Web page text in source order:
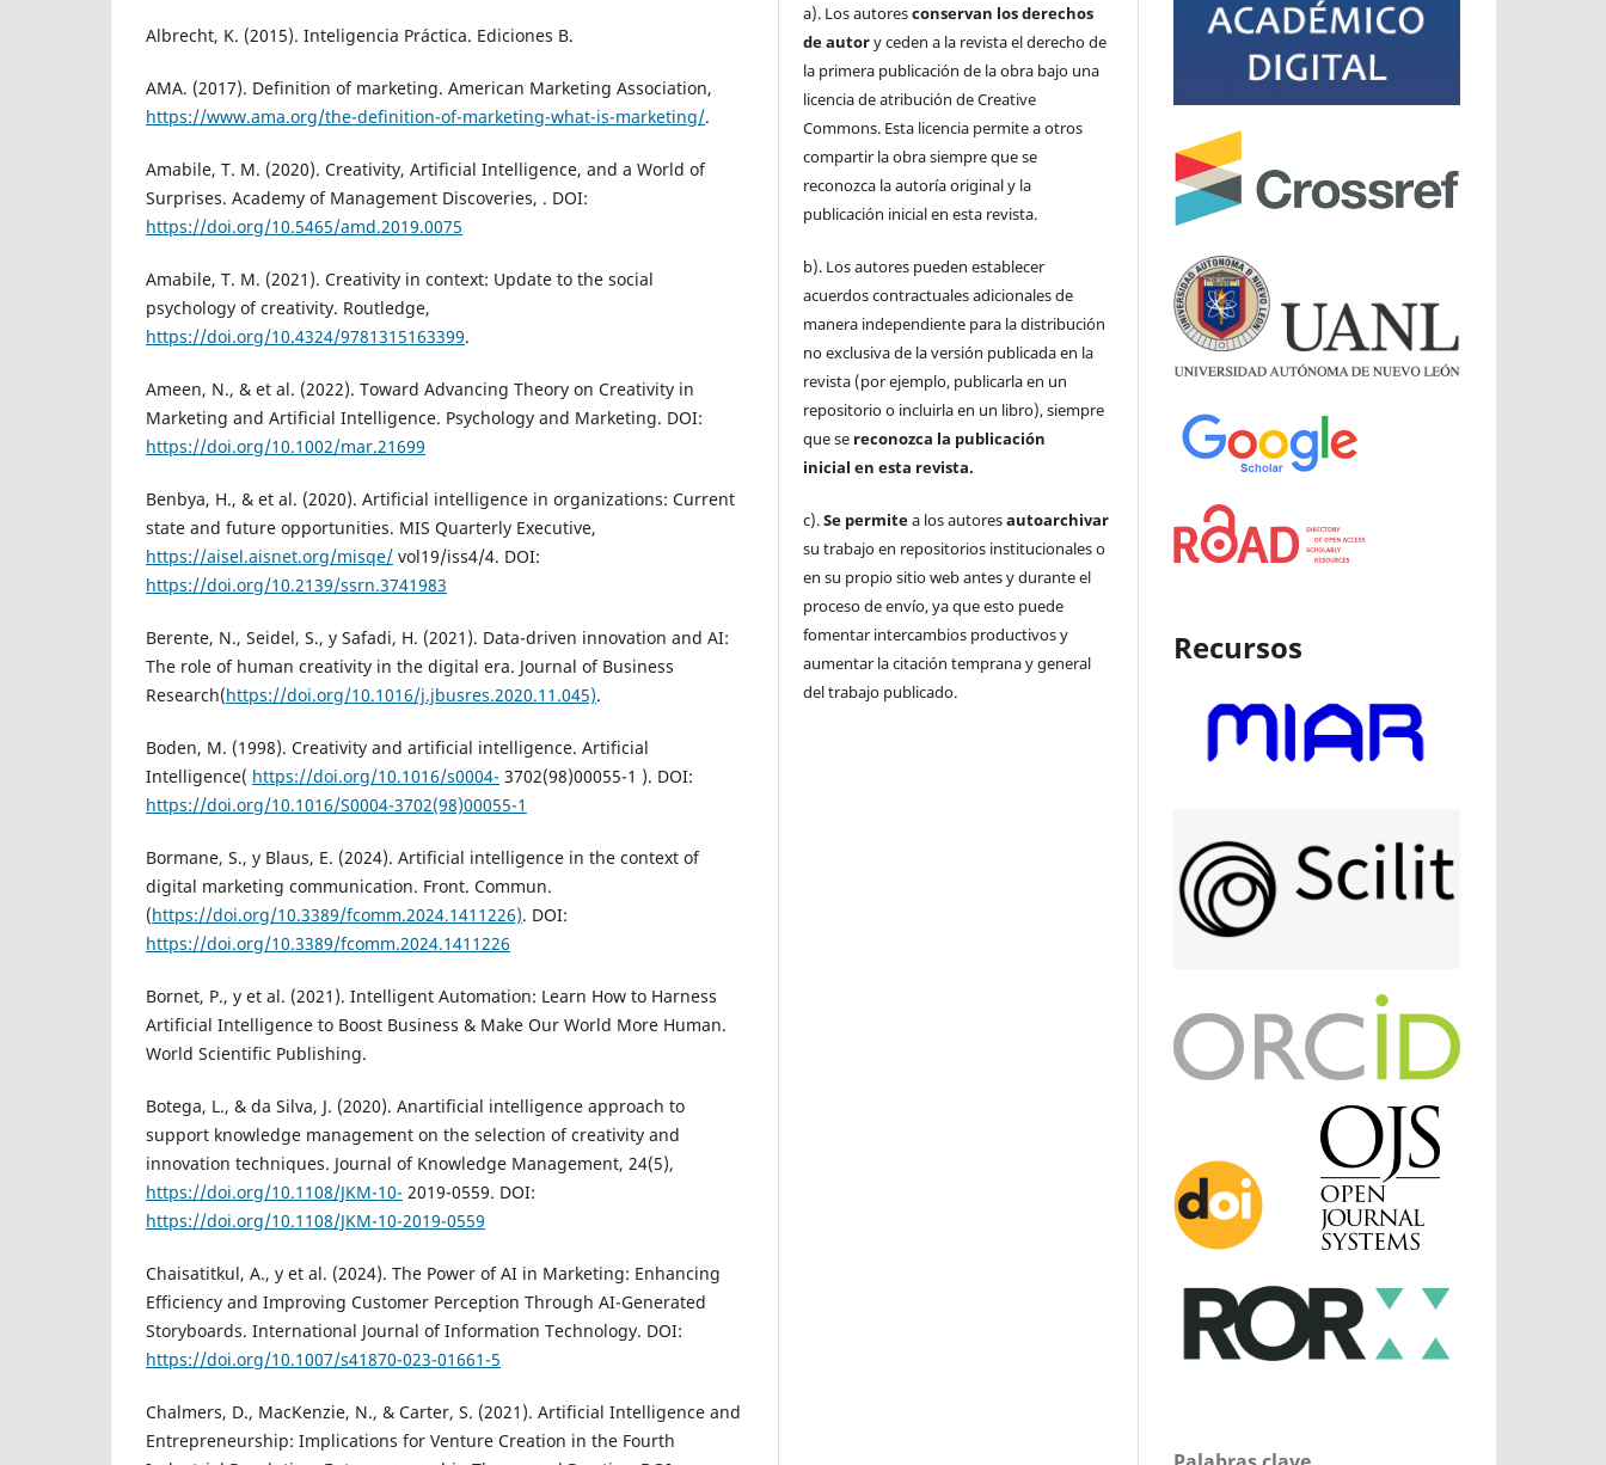
Albrecht, K. (2015). Inteligencia Práctica. Ediciones B.
AMA. (2017). Definition of marketing. American Marketing Association,
https://www.ama.org/the-definition-of-marketing-what-is-marketing/.
Amabile, T. M. (2020). Creativity, Artificial Intelligence, and a World of
Surprises. Academy of Management Discoveries, . DOI:
https://doi.org/10.5465/amd.2019.0075
Amabile, T. M. (2021). Creativity in context: Update to the social
psychology of creativity. Routledge,
https://doi.org/10.4324/9781315163399.
Ameen, N., & et al. (2022). Toward Advancing Theory on Creativity in
Marketing and Artificial Intelligence. Psychology and Marketing. DOI:
https://doi.org/10.1002/mar.21699
Benbya, H., & et al. (2020). Artificial intelligence in organizations: Current
state and future opportunities. MIS Quarterly Executive,
https://aisel.aisnet.org/misqe/ vol19/iss4/4. DOI:
https://doi.org/10.2139/ssrn.3741983
Berente, N., Seidel, S., y Safadi, H. (2021). Data-driven innovation and AI:
The role of human creativity in the digital era. Journal of Business
Research(https://doi.org/10.1016/j.jbusres.2020.11.045).
Boden, M. (1998). Creativity and artificial intelligence. Artificial
Intelligence( https://doi.org/10.1016/s0004- 3702(98)00055-1 ). DOI:
https://doi.org/10.1016/S0004-3702(98)00055-1
Bormane, S., y Blaus, E. (2024). Artificial intelligence in the context of
digital marketing communication. Front. Commun.
(https://doi.org/10.3389/fcomm.2024.1411226). DOI:
https://doi.org/10.3389/fcomm.2024.1411226
Bornet, P., y et al. (2021). Intelligent Automation: Learn How to Harness
Artificial Intelligence to Boost Business & Make Our World More Human.
World Scientific Publishing.
Botega, L., & da Silva, J. (2020). Anartificial intelligence approach to
support knowledge management on the selection of creativity and
innovation techniques. Journal of Knowledge Management, 24(5),
https://doi.org/10.1108/JKM-10- 2019-0559. DOI:
https://doi.org/10.1108/JKM-10-2019-0559
Chaisatitkul, A., y et al. (2024). The Power of AI in Marketing: Enhancing
Efficiency and Improving Customer Perception Through AI-Generated
Storyboards. International Journal of Information Technology. DOI:
https://doi.org/10.1007/s41870-023-01661-5
Chalmers, D., MacKenzie, N., & Carter, S. (2021). Artificial Intelligence and
Entrepreneurship: Implications for Venture Creation in the Fourth
a). Los autoresconservan los derechos
de autory ceden a la revista el derecho de
la primera publicación de la obra bajo una
licencia de atribución de Creative
Commons. Esta licencia permite a otros
compartir la obra siempre que se
reconozca la autoría original y la
publicación inicial en esta revista.
b). Los autores pueden establecer
acuerdos contractuales adicionales de
manera independiente para la distribución
no exclusiva de la versión publicada en la
revista (por ejemplo, publicarla en un
repositorio o incluirla en un libro), siempre
que se reconozca la publicación
inicial en esta revista.
c).Se permitea los autoresautoarchivar
su trabajo en repositorios institucionales o
en su propio sitio web antes y durante el
proceso de envío, ya que esto puede
fomentar intercambios productivos y
aumentar la citación temprana y general
del trabajo publicado.
Recursos